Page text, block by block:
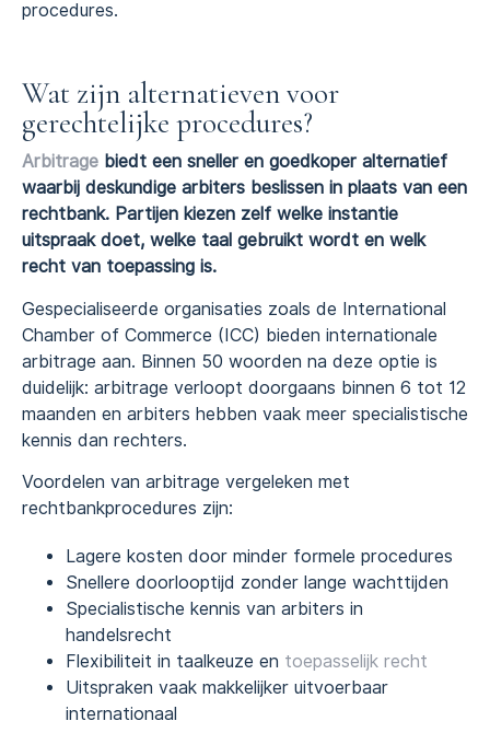
procedures.
Wat zijn alternatieven voor
gerechtelijke procedures?
Arbitrage biedt een sneller en goedkoper alternatief
waarbij deskundige arbiters beslissen in plaats van een
rechtbank. Partijen kiezen zelf welke instantie
uitspraak doet, welke taal gebruikt wordt en welk
recht van toepassing is.
Gespecialiseerde organisaties zoals de International
Chamber of Commerce (ICC) bieden internationale
arbitrage aan. Binnen 50 woorden na deze optie is
duidelijk: arbitrage verloopt doorgaans binnen 6 tot 12
maanden en arbiters hebben vaak meer specialistische
kennis dan rechters.
Voordelen van arbitrage vergeleken met
rechtbankprocedures zijn:
Lagere kosten door minder formele procedures
Snellere doorlooptijd zonder lange wachttijden
Specialistische kennis van arbiters in
handelsrecht
Flexibiliteit in taalkeuze en toepasselijk recht
Uitspraken vaak makkelijker uitvoerbaar
internationaal